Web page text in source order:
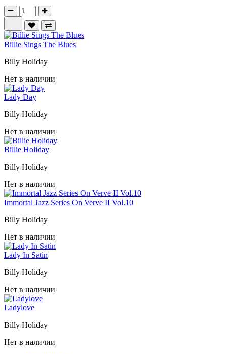
Billie Sings The Blues
Billy Holiday
Нет в наличии
Lady Day
Billy Holiday
Нет в наличии
Billie Holiday
Billy Holiday
Нет в наличии
Immortal Jazz Series On Verve II Vol.10
Billy Holiday
Нет в наличии
Lady In Satin
Billy Holiday
Нет в наличии
Ladylove
Billy Holiday
Нет в наличии